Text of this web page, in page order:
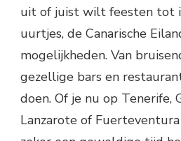
uit of juist wilt feesten tot
uurtjes, de Canarische
mogelijkheden. Van
gezellige bars en
doen. Of je nu op Tenerife,
Lanzarote of